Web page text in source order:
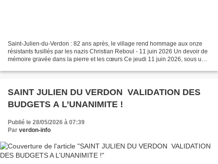
Saint-Julien-du-Verdon : 82 ans après, le village rend hommage aux onze
résistants fusillés par les nazis Christian Reboul - 11 juin 2026 Un devoir de
mémoire gravée dans la pierre et les cœurs Ce jeudi 11 juin 2026, sous un
SAINT JULIEN DU VERDON VALIDATION DES
BUDGETS A L’UNANIMITE !
Publié le 28/05/2026 à 07:39
Par verdon-info